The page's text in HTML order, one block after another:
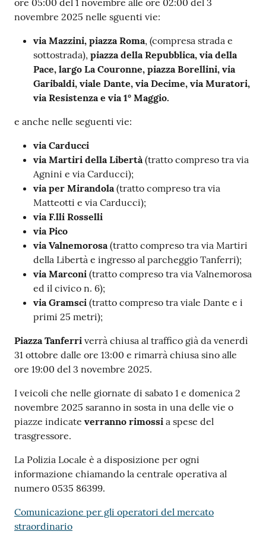
ore 05:00 del 1 novembre alle ore 02:00 del 3
novembre 2025 nelle sguenti vie:
via Mazzini, piazza Roma, (compresa strada e
sottostrada), piazza della Repubblica, via della
Pace, largo La Couronne, piazza Borellini, via
Garibaldi, viale Dante, via Decime, via Muratori,
via Resistenza e via 1° Maggio.
e anche nelle seguenti vie:
via Carducci
via Martiri della Libertà(tratto compreso tra via
Agnini e via Carducci);
via per Mirandola(tratto compreso tra via
Matteotti e via Carducci);
via F.lli Rosselli
via Pico
via Valnemorosa(tratto compreso tra via Martiri
della Libertà e ingresso al parcheggio Tanferri);
via Marconi (tratto compreso tra via Valnemorosa
ed il civico n. 6);
via Gramsci (tratto compreso tra viale Dante e i
primi 25 metri);
PiazzaTanferri verrà chiusa al traffico già da venerdì
31 ottobre dalle ore 13:00 e rimarrà chiusa sino alle
ore 19:00 del 3 novembre 2025.
I veicoli che nelle giornate di sabato 1 e domenica 2
novembre 2025 saranno in sosta in una delle vie o
piazze indicate verranno rimossi a spese del
trasgressore.
La Polizia Locale è a disposizione per ogni
informazione chiamando la centrale operativa al
numero 0535 86399.
Comunicazione per gli operatori del mercato
straordinario